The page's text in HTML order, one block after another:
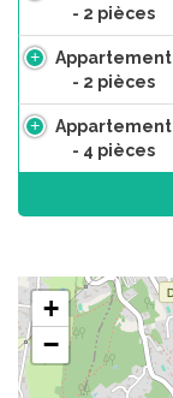
- 2 pièces
Appartement
- 2 pièces
Appartement
- 4 pièces
+
−